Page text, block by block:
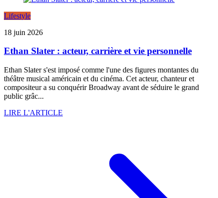
Lifestyle
18 juin 2026
Ethan Slater : acteur, carrière et vie personnelle
Ethan Slater s'est imposé comme l'une des figures montantes du
théâtre musical américain et du cinéma. Cet acteur, chanteur et
compositeur a su conquérir Broadway avant de séduire le grand
public grâc...
LIRE L'ARTICLE